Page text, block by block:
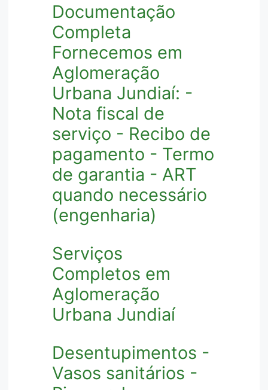
Documentação
Completa
Fornecemos em
Aglomeração
Urbana Jundiaí: -
Nota fiscal de
serviço - Recibo de
pagamento - Termo
de garantia - ART
quando necessário
(engenharia)
Serviços
Completos em
Aglomeração
Urbana Jundiaí
Desentupimentos -
Vasos sanitários -